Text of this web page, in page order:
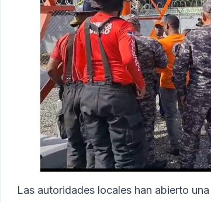
Las autoridades locales han abierto una